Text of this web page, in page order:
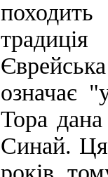
означає
Тора
Синай. Ця